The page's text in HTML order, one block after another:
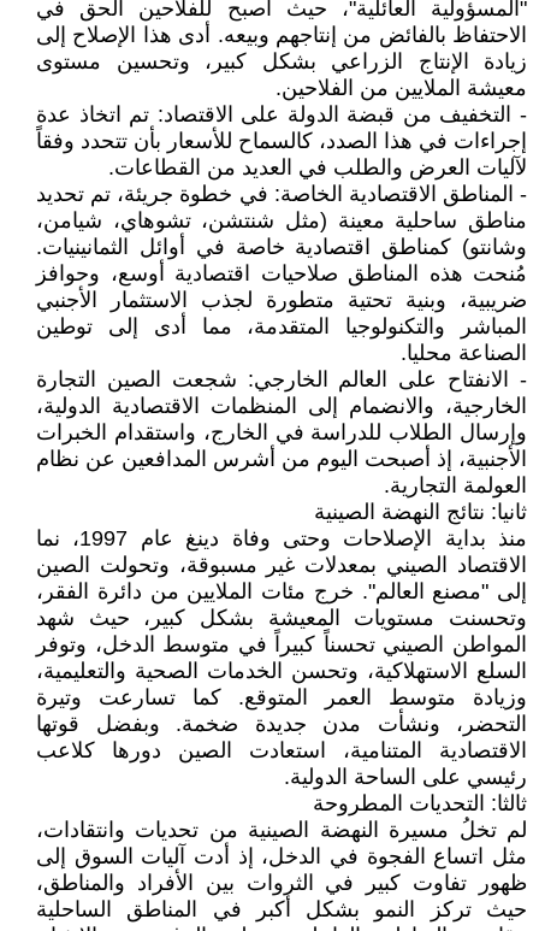
"المسؤولية العائلية"، حيث أصبح للفلاحين الحق في
الاحتفاظ بالفائض من إنتاجهم وبيعه. أدى هذا الإصلاح إلى
زيادة الإنتاج الزراعي بشكل كبير، وتحسين مستوى
معيشة الملايين من الفلاحين.
- التخفيف من قبضة الدولة على الاقتصاد: تم اتخاذ عدة
إجراءات في هذا الصدد، كالسماح للأسعار بأن تتحدد وفقاً
لآليات العرض والطلب في العديد من القطاعات.
- المناطق الاقتصادية الخاصة: في خطوة جريئة، تم تحديد
مناطق ساحلية معينة (مثل شنتشن، تشوهاي، شيامن،
وشانتو) كمناطق اقتصادية خاصة في أوائل الثمانينيات.
مُنحت هذه المناطق صلاحيات اقتصادية أوسع، وحوافز
ضريبية، وبنية تحتية متطورة لجذب الاستثمار الأجنبي
المباشر والتكنولوجيا المتقدمة، مما أدى إلى توطين
الصناعة محليا.
- الانفتاح على العالم الخارجي: شجعت الصين التجارة
الخارجية، والانضمام إلى المنظمات الاقتصادية الدولية،
وإرسال الطلاب للدراسة في الخارج، واستقدام الخبرات
الأجنبية، إذ أصبحت اليوم من أشرس المدافعين عن نظام
العولمة التجارية.
ثانيا: نتائج النهضة الصينية
منذ بداية الإصلاحات وحتى وفاة دينغ عام 1997، نما
الاقتصاد الصيني بمعدلات غير مسبوقة، وتحولت الصين
إلى "مصنع العالم". خرج مئات الملايين من دائرة الفقر،
وتحسنت مستويات المعيشة بشكل كبير، حيث شهد
المواطن الصيني تحسناً كبيراً في متوسط الدخل، وتوفر
السلع الاستهلاكية، وتحسن الخدمات الصحية والتعليمية،
وزيادة متوسط العمر المتوقع. كما تسارعت وتيرة
التحضر، ونشأت مدن جديدة ضخمة. وبفضل قوتها
الاقتصادية المتنامية، استعادت الصين دورها كلاعب
رئيسي على الساحة الدولية.
ثالثا: التحديات المطروحة
لم تخلُ مسيرة النهضة الصينية من تحديات وانتقادات،
مثل اتساع الفجوة في الدخل، إذ أدت آليات السوق إلى
ظهور تفاوت كبير في الثروات بين الأفراد والمناطق،
حيث تركز النمو بشكل أكبر في المناطق الساحلية